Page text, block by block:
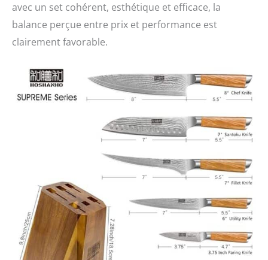
avec un set cohérent, esthétique et efficace, la
balance perçue entre prix et performance est
clairement favorable.